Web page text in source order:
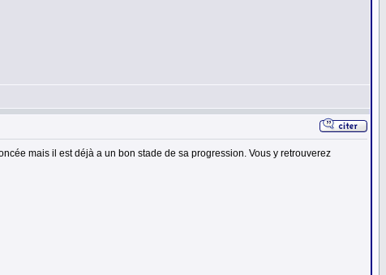
mais il est déjà a un bon stade de sa progression. Vous y retrouverez